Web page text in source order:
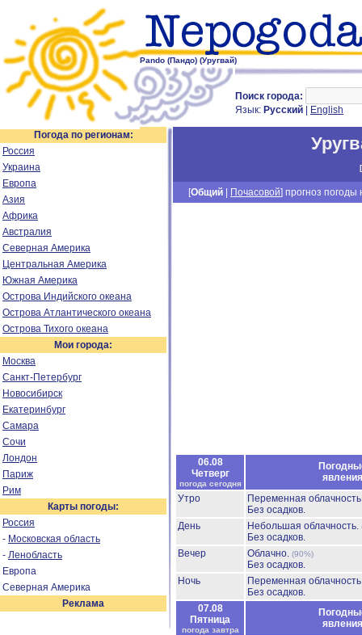
Pando (Пандо) (Уругвай)
Поиск города:
Язык: Русский English
Погода по регионам:
Россия
Украина
Европа
Азия
Африка
Австралия
Северная Америка
Центральная Америка
Южная Америка
Острова Индийского океана
Острова Атлантического океана
Острова Тихого океана
Мои города:
Москва
Санкт-Петербург
Новосибирск
Екатеринбург
Самара
Сочи
Лондон
Париж
Рим
Карты погоды:
Россия
- Московская область
- Ленобласть
Европа
Северная Америка
Реклама
[
[Общий Почасовой] прогноз погоды
06.08
Четверг
погода сегодня
явления
Утро
Переменная
Без осадков.
День
Небольшая облачность.
Без осадков.
Вечер
Облачно. (90%)
Без осадков.
Ночь
Переменная
Без осадков.
07.08
Пятница
погода завтра
явления